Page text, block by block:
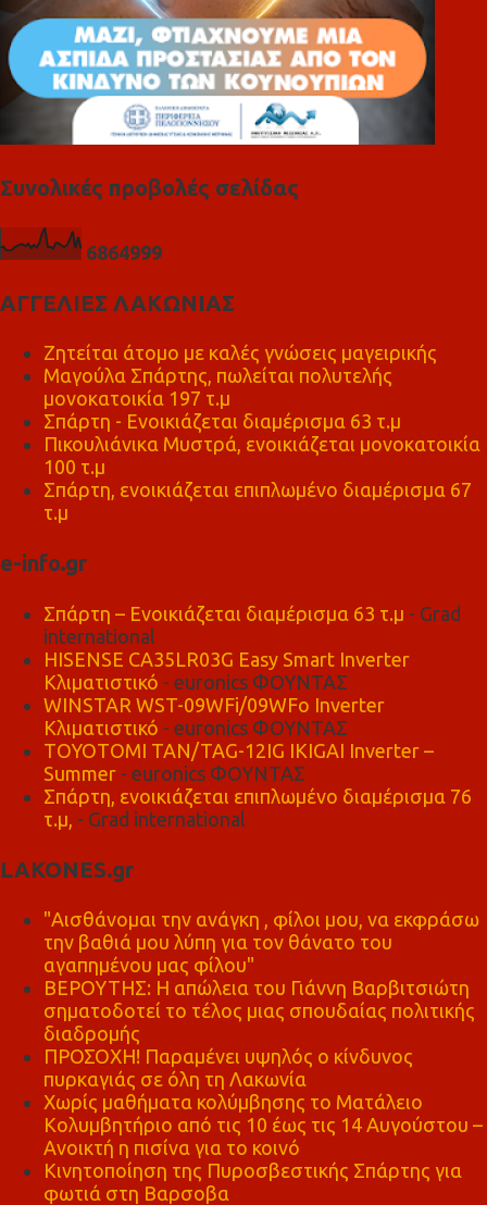
Συνολικές προβολές σελίδας
6864999
ΑΓΓΕΛΙΕΣ ΛΑΚΩΝΙΑΣ
Ζητείται άτομο με καλές γνώσεις μαγειρικής
Μαγούλα Σπάρτης, πωλείται πολυτελής
μονοκατοικία 197 τ.μ
Σπάρτη - Ενοικιάζεται διαμέρισμα 63 τ.μ
Πικουλιάνικα Μυστρά, ενοικιάζεται μονοκατοικία
100 τ.μ
Σπάρτη, ενοικιάζεται επιπλωμένο διαμέρισμα 67
τ.μ
e-info.gr
Σπάρτη – Ενοικιάζεται διαμέρισμα 63 τ.μ - Grad
international
HISENSE CA35LR03G Easy Smart Inverter
Κλιματιστικό - euronics ΦΟΥΝΤΑΣ
WINSTAR WST-09WFi/09WFo Inverter
Κλιματιστικό - euronics ΦΟΥΝΤΑΣ
TOYOTOMI TAN/TAG-12IG IKIGAI Inverter –
Summer - euronics ΦΟΥΝΤΑΣ
Σπάρτη, ενοικιάζεται επιπλωμένο διαμέρισμα 76
τ.μ, - Grad international
LAKONES.gr
"Αισθάνομαι την ανάγκη , φίλοι μου, να εκφράσω
την βαθιά μου λύπη για τον θάνατο του
αγαπημένου μας φίλου"
ΒΕΡΟΥΤΗΣ: Η απώλεια του Γιάννη Βαρβιτσιώτη
σηματοδοτεί το τέλος μιας σπουδαίας πολιτικής
διαδρομής
ΠΡΟΣΟΧΗ! Παραμένει υψηλός ο κίνδυνος
πυρκαγιάς σε όλη τη Λακωνία
Χωρίς μαθήματα κολύμβησης το Ματάλειο
Κολυμβητήριο από τις 10 έως τις 14 Αυγούστου –
Ανοικτή η πισίνα για το κοινό
Κινητοποίηση της Πυροσβεστικής Σπάρτης για
φωτιά στη Βαρσοβα